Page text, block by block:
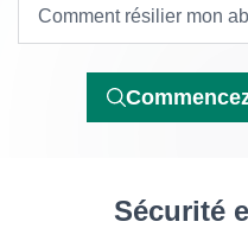
Comment résilier mon
Sécurité